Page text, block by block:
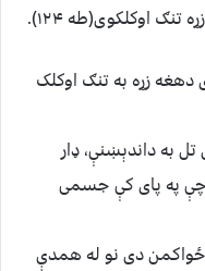
اوکلکوی(طه ۱۲۴).
زړه به تنګ اوکلک
به داندېښنې، ډار
چې په پای کې جسمی
ځواکمن دی نو له همدې